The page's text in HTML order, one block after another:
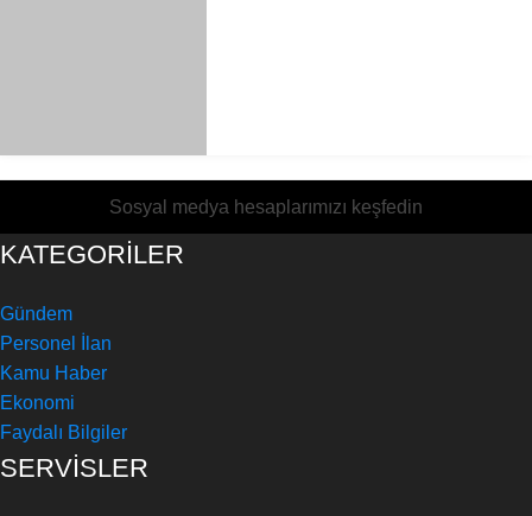
Sosyal medya hesaplarımızı keşfedin
KATEGORİLER
Gündem
Personel İlan
Kamu Haber
Ekonomi
Faydalı Bilgiler
SERVİSLER